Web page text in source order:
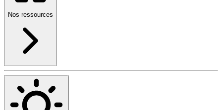
Nos ressources